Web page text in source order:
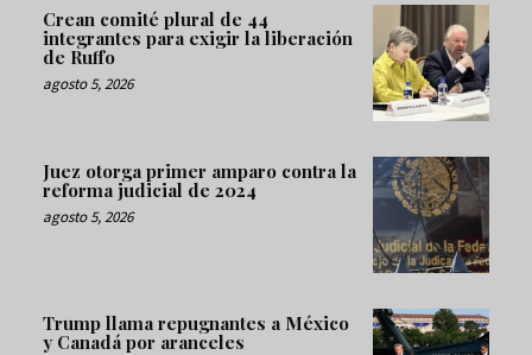
Crean comité plural de 44
integrantes para exigir la liberación
de Ruffo
agosto 5, 2026
Juez otorga primer amparo contra la
reforma judicial de 2024
agosto 5, 2026
Trump llama repugnantes a México
y Canadá por aranceles